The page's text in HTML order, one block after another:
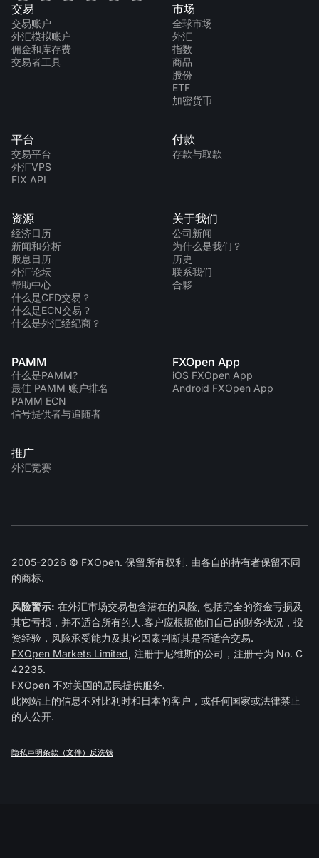
交易
交易账户
外汇模拟账户
佣金和库存费
交易者工具
市场
全球市场
外汇
指数
商品
股份
ETF
加密货币
平台
交易平台
外汇VPS
FIX API
付款
存款与取款
资源
经济日历
新闻和分析
股息日历
外汇论坛
帮助中心
什么是CFD交易？
什么是ECN交易？
什么是外汇经纪商？
关于我们
公司新闻
为什么是我们？
历史
联系我们
合夥
PAMM
什么是PAMM?
最佳 PAMM 账户排名
PAMM ECN
信号提供者与追随者
FXOpen App
iOS FXOpen App
Android FXOpen App
推广
外汇竞赛
2005-2026 © FXOpen. 保留所有权利. 由各自的持有者保留不同
的商标.
风险警示: 在外汇市场交易包含潜在的风险, 包括完全的资金亏损及
其它亏损，并不适合所有的人.客户应根据他们自己的财务状况，投
资经验，风险承受能力及其它因素判断其是否适合交易.
FXOpen Markets Limited, 注册于尼维斯的公司，注册号为 No. C
42235.
FXOpen 不对美国的居民提供服务.
此网站上的信息不对比利时和日本的客户，或任何国家或法律禁止
的人公开.
隐私声明条款（文件） 反洗钱